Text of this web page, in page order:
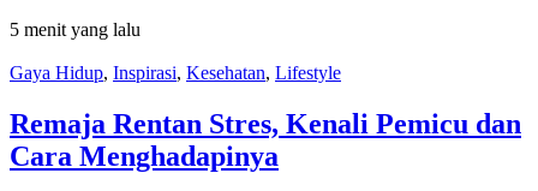
5 menit yang lalu
Gaya Hidup, Inspirasi, Kesehatan, Lifestyle
Remaja Rentan Stres, Kenali Pemicu dan
Cara Menghadapinya